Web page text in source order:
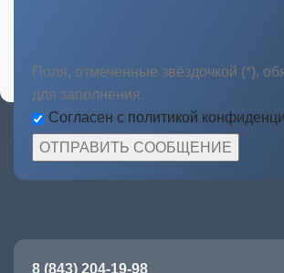
Поля, отмеченные звёздочкой (*),
для заполнения.
Согласен с политикой
8 (843) 204-19-98